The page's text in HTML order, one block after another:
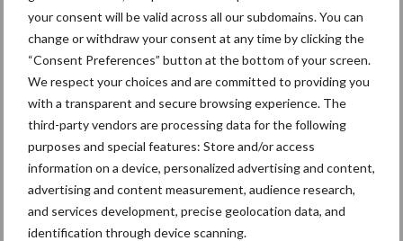
your consent will be valid across all our subdomains. You can
change or withdraw your consent at any time by clicking the
“Consent Preferences” button at the bottom of your screen.
We respect your choices and are committed to providing you
with a transparent and secure browsing experience. The
third-party vendors are processing data for the following
purposes and special features: Store and/or access
information on a device, personalized advertising and content,
advertising and content measurement, audience research,
and services development, precise geolocation data, and
identification through device scanning.
Aanbevolen voor jou!
Grondstoffenmarkt blijft
grillig: droogte en
geopolitiek houden handel
in de greep
De speenhuid: een vaak
onderschatte risicofactor
voor mastitis